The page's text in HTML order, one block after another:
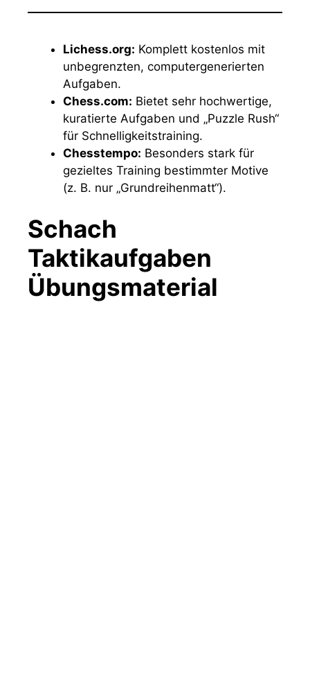
Lichess.org: Komplett kostenlos mit
unbegrenzten, computergenerierten
Aufgaben.
Chess.com: Bietet sehr hochwertige,
kuratierte Aufgaben und „Puzzle Rush“
für Schnelligkeitstraining.
Chesstempo: Besonders stark für
gezieltes Training bestimmter Motive
(z. B. nur „Grundreihenmatt“).
Schach
Taktikaufgaben
Übungsmaterial